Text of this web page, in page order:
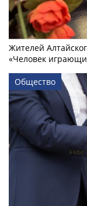
Жителей
«Человек
Общество